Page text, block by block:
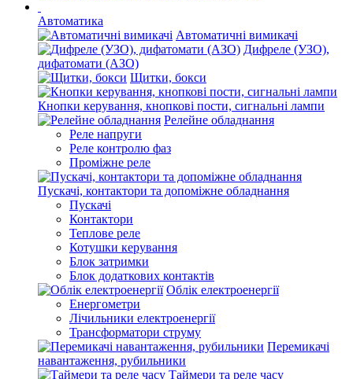
Автоматика
Автоматичні вимикачі
Дифреле (УЗО),
дифатомати (АЗО)
Щитки, бокси
Кнопки керування, кнопкові пости, сигнальні лампи
Релейне обладнання
Реле напруги
Реле контролю фаз
Проміжне реле
Пускачі, контактори та допоміжне обладнання
Пускачі
Контактори
Теплове реле
Котушки керування
Блок затримки
Блок додаткових контактів
Облік електроенергії
Енергометри
Лічильники електроенергії
Трансформатори струму
Перемикачі
навантаження, рубильники
Таймери та реле часу